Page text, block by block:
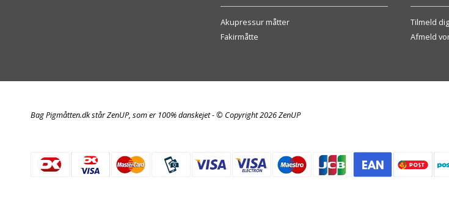
Akupressur måtter
Fakirmåtte
Tilmeld
Afmeld
Bag Pigmåtten.dk står ZenUP, som er 100% danskejet - © Copyright 2026 ZenUP